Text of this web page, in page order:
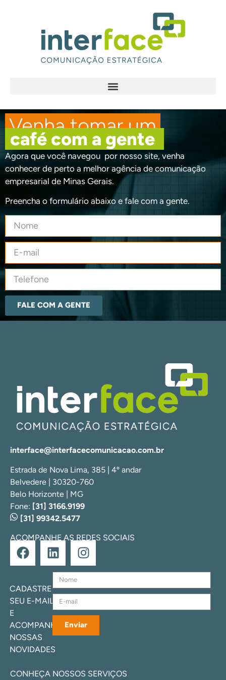
Fale conosco
.Venha tomar um.
café com a gente
Agora que você navegou por nosso site, venha
conhecer de perto a melhor agência de comunicação
empresarial de Minas Gerais.
Preencha o formulário abaixo e fale com a gente.
FALE COM A GENTE
interface@interfacecomunicacao.com.br
Estrada de Nova Lima, 385 | 4º andar
Belvedere | 30320-760
Belo Horizonte | MG
Fone: [31] 3166.9199
[31] 99342.5477
ACOMPANHE AS REDES SOCIAIS
CADASTRE
SEU E-MAIL
E
ACOMPANHE
NOSSAS
NOVIDADES
Enviar
CONHEÇA NOSSOS SERVIÇOS